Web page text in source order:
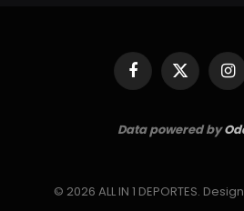
Facebook
X
(Twitter)
Data powered by
© 2026 ALL IN 1 DEPORTES.